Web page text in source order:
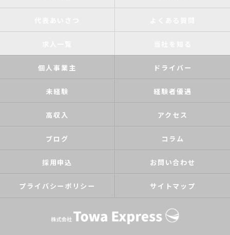
個人事業主 ドライバー
未経験 経験者優遇
高収入 アクセス
ブログ コラム
採用申込 お問い合わせ
プライバシーポリシー サイトマップ